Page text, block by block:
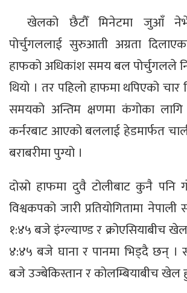
खेलको छैटौँ मिनेटमा जुआँ
पोर्चुगललाई सुरुआती अग्रता
हाफको अधिकांश समय बल पोर्चुगलले
थियो । तर पहिलो हाफमा थपिएको चार
समयको अन्तिम क्षणमा कंगोका
कर्नरबाट आएको बललाई हेडमार्फत
बराबरीमा पुग्यो ।
दोस्रो हाफमा दुवै टोलीबाट कुनै
विश्वकपको जारी प्रतियोगितामा
१:४५ बजे इंग्ल्याण्ड र क्रोएसियाबीच
४:४५ बजे घाना र पानमा भिड्दै छन् ।
बजे उज्बेकिस्तान र कोलम्बियाबीच खेल